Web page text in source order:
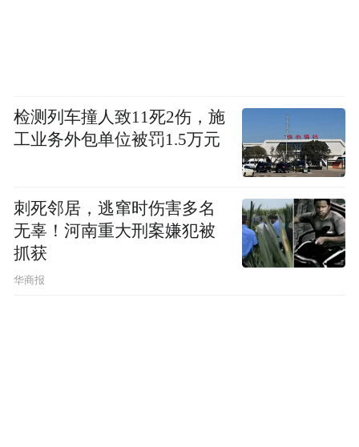
检测列车撞人致11死2伤，施
工业务外包单位被罚1.5万元
刺死邻居，逃窜时伤害多名
无辜！河南重大刑案嫌犯被
抓获
华商报